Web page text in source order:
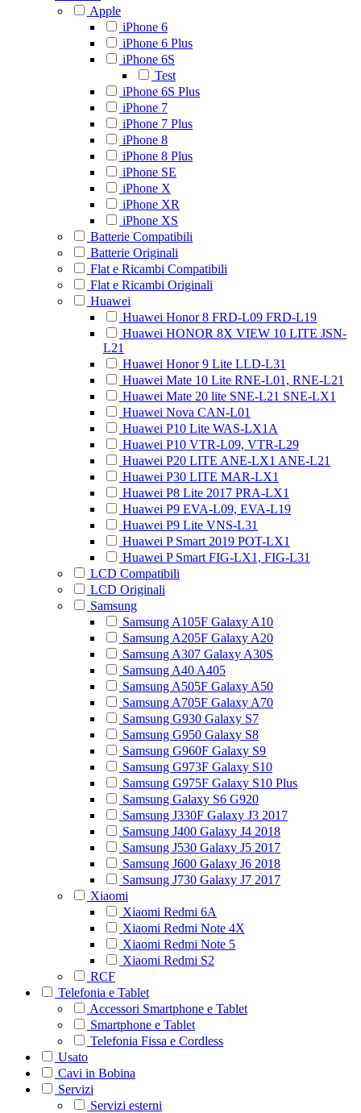
Apple
iPhone 6
iPhone 6 Plus
iPhone 6S
Test
iPhone 6S Plus
iPhone 7
iPhone 7 Plus
iPhone 8
iPhone 8 Plus
iPhone SE
iPhone X
iPhone XR
iPhone XS
Batterie Compatibili
Batterie Originali
Flat e Ricambi Compatibili
Flat e Ricambi Originali
Huawei
Huawei Honor 8 FRD-L09 FRD-L19
Huawei HONOR 8X VIEW 10 LITE JSN-
L21
Huawei Honor 9 Lite LLD-L31
Huawei Mate 10 Lite RNE-L01, RNE-L21
Huawei Mate 20 lite SNE-L21 SNE-LX1
Huawei Nova CAN-L01
Huawei P10 Lite WAS-LX1A
Huawei P10 VTR-L09, VTR-L29
Huawei P20 LITE ANE-LX1 ANE-L21
Huawei P30 LITE MAR-LX1
Huawei P8 Lite 2017 PRA-LX1
Huawei P9 EVA-L09, EVA-L19
Huawei P9 Lite VNS-L31
Huawei P Smart 2019 POT-LX1
Huawei P Smart FIG-LX1, FIG-L31
LCD Compatibili
LCD Originali
Samsung
Samsung A105F Galaxy A10
Samsung A205F Galaxy A20
Samsung A307 Galaxy A30S
Samsung A40 A405
Samsung A505F Galaxy A50
Samsung A705F Galaxy A70
Samsung G930 Galaxy S7
Samsung G950 Galaxy S8
Samsung G960F Galaxy S9
Samsung G973F Galaxy S10
Samsung G975F Galaxy S10 Plus
Samsung Galaxy S6 G920
Samsung J330F Galaxy J3 2017
Samsung J400 Galaxy J4 2018
Samsung J530 Galaxy J5 2017
Samsung J600 Galaxy J6 2018
Samsung J730 Galaxy J7 2017
Xiaomi
Xiaomi Redmi 6A
Xiaomi Redmi Note 4X
Xiaomi Redmi Note 5
Xiaomi Redmi S2
RCF
Telefonia e Tablet
Accessori Smartphone e Tablet
Smartphone e Tablet
Telefonia Fissa e Cordless
Usato
Cavi in Bobina
Servizi
Servizi esterni